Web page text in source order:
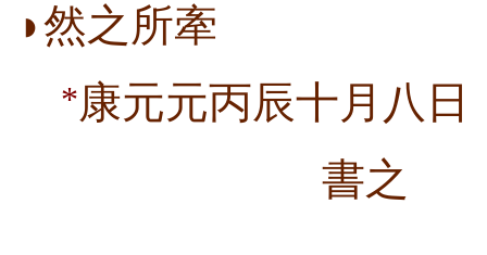
◗然之所牽
*康元元丙辰十月八日
書之